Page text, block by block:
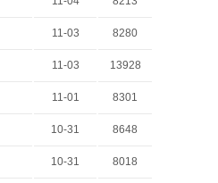
11-03 8280
11-03 13928
11-01 8301
10-31 8648
10-31 8018